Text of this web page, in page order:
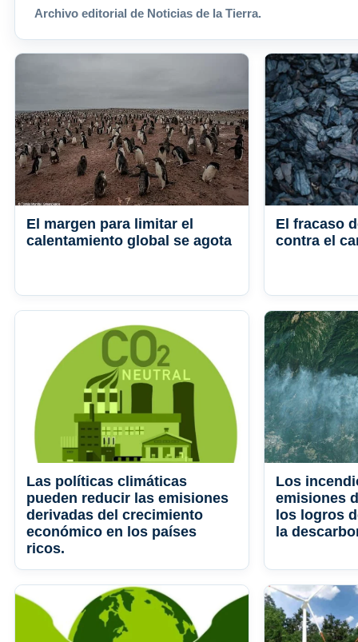
Archivo editorial de Noticias de la Tierra.
El margen para limitar el
calentamiento global se agota
El fracaso
contra el
Las políticas climáticas
pueden reducir las emisiones
derivadas del crecimiento
económico en los países
ricos.
Los
emisiones
los logros
la